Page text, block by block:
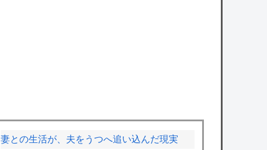
妻との生活が、夫をうつへ追い込んだ現実